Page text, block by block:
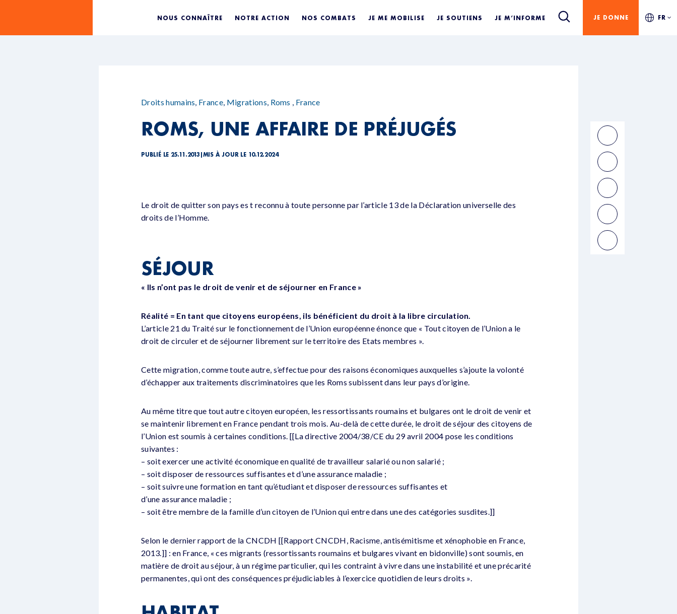
NOUS CONNAÎTRE NOTRE ACTION NOS COMBATS JE ME MOBILISE JE SOUTIENS JE M’INFORME JE DONNE FR
Droits humains, France, Migrations, Roms , France
ROMS, UNE AFFAIRE DE PRÉJUGÉS
PUBLIÉ LE 25.11.2013 MIS À JOUR LE 10.12.2024
Le droit de quitter son pays es t reconnu à toute personne par l’article 13 de la Déclaration universelle des
droits de l’Homme.
SÉJOUR
« Ils n’ont pas le droit de venir et de séjourner en France »
Réalité = En tant que citoyens européens, ils bénéficient du droit à la libre circulation.
L’article 21 du Traité sur le fonctionnement de l’Union européenne énonce que « Tout citoyen de l’Union a le
droit de circuler et de séjourner librement sur le territoire des Etats membres ».
Cette migration, comme toute autre, s’effectue pour des raisons économiques auxquelles s’ajoute la volonté
d’échapper aux traitements discriminatoires que les Roms subissent dans leur pays d’origine.
Au même titre que tout autre citoyen européen, les ressortissants roumains et bulgares ont le droit de venir et
se maintenir librement en France pendant trois mois. Au-delà de cette durée, le droit de séjour des citoyens de
l’Union est soumis à certaines conditions. [[La directive 2004/38/CE du 29 avril 2004 pose les conditions
suivantes :
– soit exercer une activité économique en qualité de travailleur salarié ou non salarié ;
– soit disposer de ressources suffisantes et d’une assurance maladie ;
– soit suivre une formation en tant qu’étudiant et disposer de ressources suffisantes et
d’une assurance maladie ;
– soit être membre de la famille d’un citoyen de l’Union qui entre dans une des catégories susdites.]]
Selon le dernier rapport de la CNCDH [[Rapport CNCDH, Racisme, antisémitisme et xénophobie en France,
2013.]] : en France, « ces migrants (ressortissants roumains et bulgares vivant en bidonville) sont soumis, en
matière de droit au séjour, à un régime particulier, qui les contraint à vivre dans une instabilité et une précarité
permanentes, qui ont des conséquences préjudiciables à l’exercice quotidien de leurs droits ».